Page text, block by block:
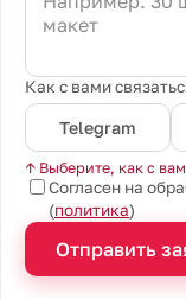
Как с вами
Telegram
↑ Выберите, как с
Согласен на
(политика)
Отправить